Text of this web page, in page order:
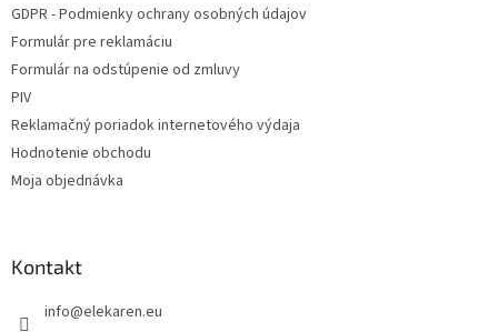
GDPR - Podmienky ochrany osobných údajov
Formulár pre reklamáciu
Formulár na odstúpenie od zmluvy
PIV
Reklamačný poriadok internetového výdaja
Hodnotenie obchodu
Moja objednávka
Kontakt
info@elekaren.eu